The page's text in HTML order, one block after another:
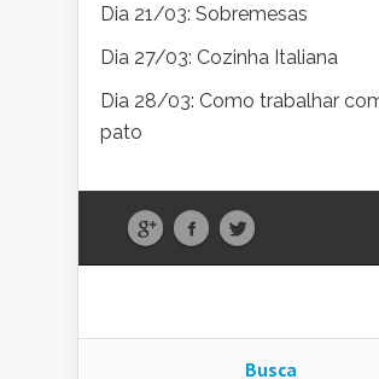
Dia 21/03: Sobremesas
Dia 27/03: Cozinha Italiana
Dia 28/03: Como trabalhar
pato
Busca